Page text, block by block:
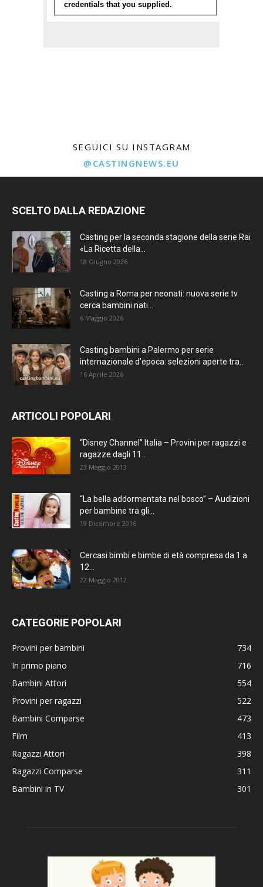
SEGUICI SU INSTAGRAM
@CASTINGNEWS.EU
SCELTO DALLA REDAZIONE
Casting per la seconda stagione della serie Rai
«La Ricetta della...
18 Giugno 2026
Casting a Roma per neonati: nuova serie tv
cerca bambini nati...
6 Maggio 2026
Casting bambini a Palermo per serie
internazionale d’epoca: selezioni aperte tra...
16 Aprile 2026
ARTICOLI POPOLARI
“Disney Channel” Italia – Provini per ragazzi e
ragazze dagli 11...
23 Maggio 2013
“La bella addormentata nel bosco” – Audizioni
per bambine tra gli...
19 Dicembre 2016
Cercasi bimbi e bimbe di età compresa da 1 a
12...
22 Maggio 2012
CATEGORIE POPOLARI
Provini per bambini
734
In primo piano
716
Bambini Attori
554
Provini per ragazzi
522
Bambini Comparse
473
Film
413
Ragazzi Attori
398
Ragazzi Comparse
311
Bambini in TV
301